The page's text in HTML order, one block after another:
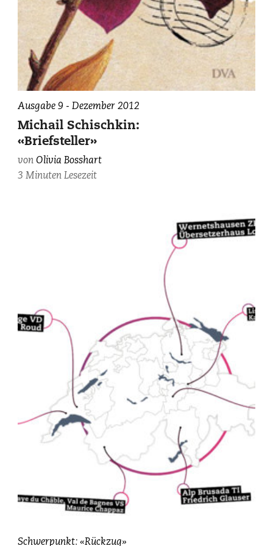
Ausgabe 9 - Dezember 2012
Michail Schischkin:
«Briefsteller»
vonOlivia Bosshart
3 Minuten Lesezeit
Schwerpunkt: «Rückzug»